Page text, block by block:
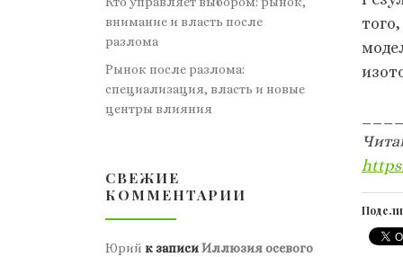
внимание и власть после
разлома
Рынок после разлома:
специализация, власть и новые
центры влияния
СВЕЖИЕ
КОММЕНТАРИИ
Юрий к записиИллюзия осевого